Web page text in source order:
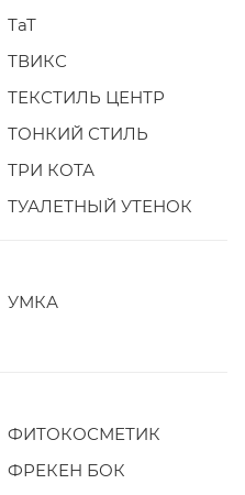
ТаТ
ТВИКС
ТЕКСТИЛЬ ЦЕНТР
ТОНКИЙ СТИЛЬ
ТРИ КОТА
ТУАЛЕТНЫЙ УТЕНОК
УМКА
ФИТОКОСМЕТИК
ФРЕКЕН БОК